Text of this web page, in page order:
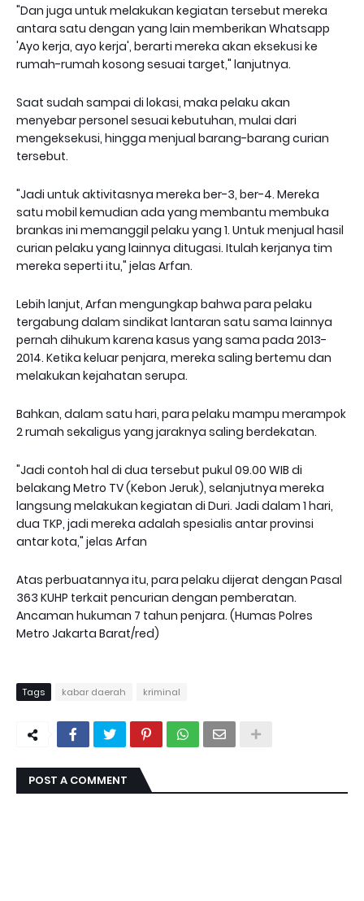
"Dan juga untuk melakukan kegiatan tersebut mereka
antara satu dengan yang lain memberikan Whatsapp
'Ayo kerja, ayo kerja', berarti mereka akan eksekusi ke
rumah-rumah kosong sesuai target," lanjutnya.
Saat sudah sampai di lokasi, maka pelaku akan
menyebar personel sesuai kebutuhan, mulai dari
mengeksekusi, hingga menjual barang-barang curian
tersebut.
"Jadi untuk aktivitasnya mereka ber-3, ber-4. Mereka
satu mobil kemudian ada yang membantu membuka
brankas ini memanggil pelaku yang 1. Untuk menjual hasil
curian pelaku yang lainnya ditugasi. Itulah kerjanya tim
mereka seperti itu," jelas Arfan.
Lebih lanjut, Arfan mengungkap bahwa para pelaku
tergabung dalam sindikat lantaran satu sama lainnya
pernah dihukum karena kasus yang sama pada 2013-
2014. Ketika keluar penjara, mereka saling bertemu dan
melakukan kejahatan serupa.
Bahkan, dalam satu hari, para pelaku mampu merampok
2 rumah sekaligus yang jaraknya saling berdekatan.
"Jadi contoh hal di dua tersebut pukul 09.00 WIB di
belakang Metro TV (Kebon Jeruk), selanjutnya mereka
langsung melakukan kegiatan di Duri. Jadi dalam 1 hari,
dua TKP, jadi mereka adalah spesialis antar provinsi
antar kota," jelas Arfan
Atas perbuatannya itu, para pelaku dijerat dengan Pasal
363 KUHP terkait pencurian dengan pemberatan.
Ancaman hukuman 7 tahun penjara. (Humas Polres
Metro Jakarta Barat/red)
Tags kabar daerah kriminal
POST A COMMENT